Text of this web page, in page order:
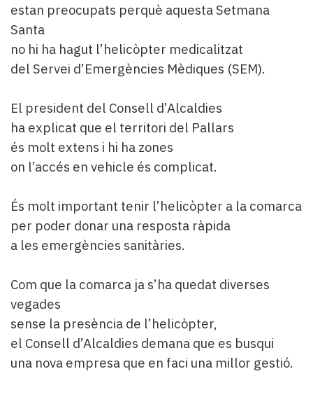
estan preocupats perquè aquesta Setmana
Santa
no hi ha hagut l’helicòpter medicalitzat
del Servei d’Emergències Mèdiques (SEM).
El president del Consell d’Alcaldies
ha explicat que el territori del Pallars
és molt extens i hi ha zones
on l’accés en vehicle és complicat.
És molt important tenir l’helicòpter a la comarca
per poder donar una resposta ràpida
a les emergències sanitàries.
Com que la comarca ja s’ha quedat diverses
vegades
sense la presència de l’helicòpter,
el Consell d’Alcaldies demana que es busqui
una nova empresa que en faci una millor gestió.